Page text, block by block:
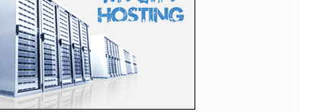
08:10:Репертоар Српског народног ...
08:12:FOTO Satelitski snimci: Pogledajte štetu u Deliblatskoj
peščar...
08:11:Dve bebe rođene u leskovačkom porodilištu